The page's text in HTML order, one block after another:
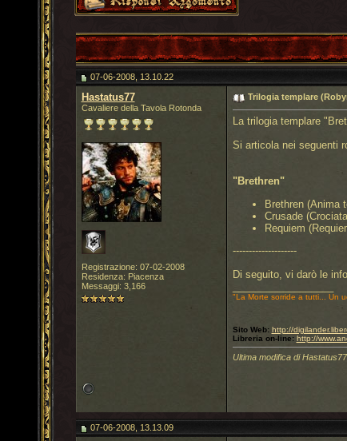
07-06-2008, 13.10.22
Hastatus77
Cavaliere della Tavola Rotonda
Registrazione: 07-02-2008
Residenza: Piacenza
Messaggi: 3,166
Trilogia templare
La trilogia templare
Si articola nei seguenti
"Brethren"
Brethren (Anima
Crusade
Requiem
--------------------
Di seguito, vi darò le
"La Morte sorride a tutti... Un
Sito Web: http://
Libreria on-line: http://
Ultima modifica di
07-06-2008, 13.13.09